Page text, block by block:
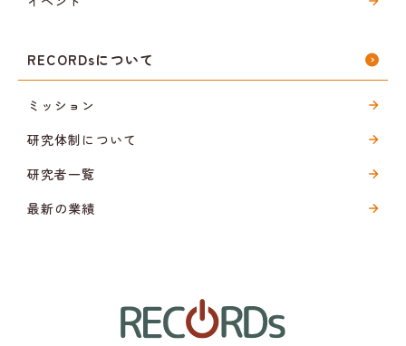
RECORDsについて
ミッション
研究体制について
研究者一覧
最新の業績